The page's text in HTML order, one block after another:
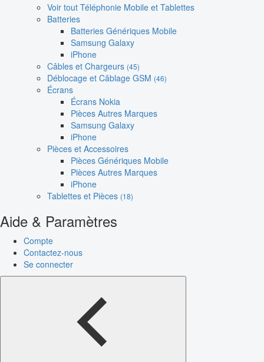
Voir tout Téléphonie Mobile et Tablettes
Batteries
Batteries Génériques Mobile
Samsung Galaxy
iPhone
Câbles et Chargeurs (45)
Déblocage et Câblage GSM (46)
Écrans
Écrans Nokia
Pièces Autres Marques
Samsung Galaxy
iPhone
Pièces et Accessoires
Pièces Génériques Mobile
Pièces Autres Marques
iPhone
Tablettes et Pièces (18)
Aide & Paramètres
Compte
Contactez-nous
Se connecter